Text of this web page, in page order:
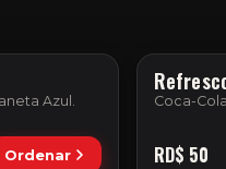
Azul.
Ordenar
Coca-
RD$ 50